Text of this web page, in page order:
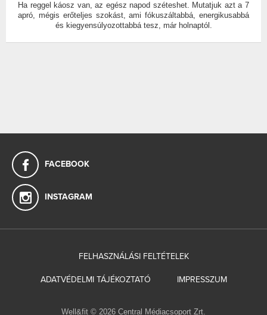
Ha reggel káosz van, az egész napod széteshet. Mutatjuk azt a 7
apró, mégis erőteljes szokást, ami fókuszáltabbá, energikusabbá
és kiegyensúlyozottabbá tesz, már holnaptól.
FACEBOOK
INSTAGRAM
FELHASZNÁLÁSI FELTÉTELEK
ADATVÉDELMI TÁJÉKOZTATÓ IMPRESSZUM
Well&fit © 2026 Central Médiacsoport Zrt.